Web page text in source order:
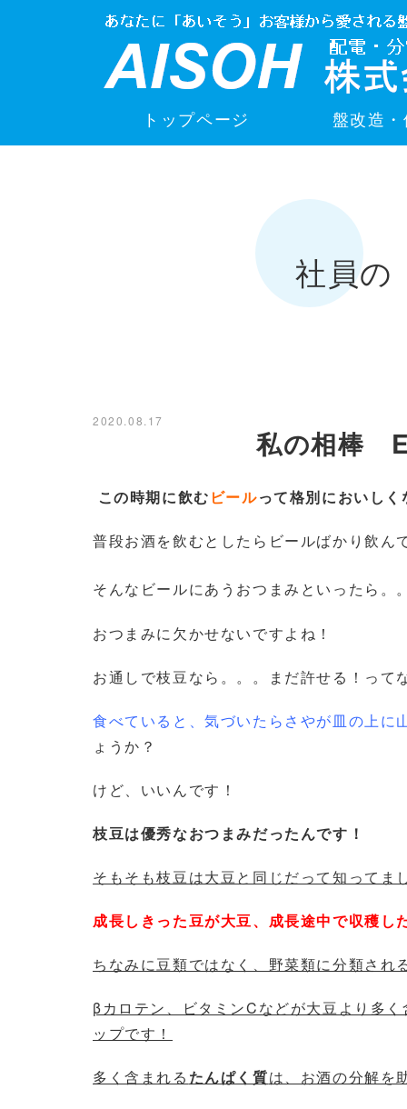
トップページ 盤改造
社員の
2020.08.17
私の相棒
この時期に飲む ビールって格別においし
普段お酒を飲むとしたらビールばかり飲
そんなビールにあうおつまみといったら。
おつまみに欠かせないですよね！
お通しで枝豆なら。。。まだ許せる！って
食べていると、気づいたらさやが皿の上に
ょうか？
けど、いいんです！
枝豆は優秀なおつまみだったんです！
そもそも枝豆は大豆と同じだって知ってま
成長しきった豆が大豆、成長途中で収穫し
ちなみに豆類ではなく、野菜類に分類され
βカロテン、ビタミンCなどが大豆より多
ップです！
多く含まれる たんぱく質は、お酒の分解を